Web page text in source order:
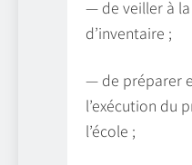
— de veiller à
d’inventaire ;
— de préparer
l’exécution du
l’école ;